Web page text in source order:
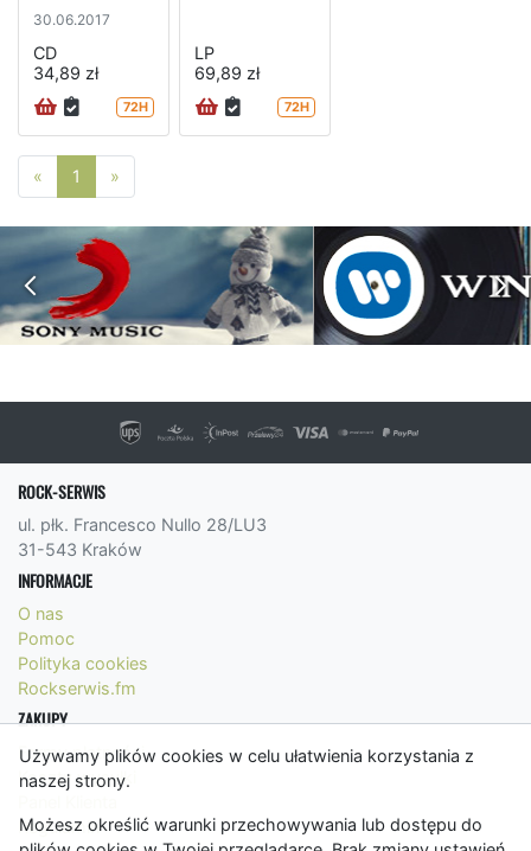
Używamy plików cookies w celu ułatwienia korzystania z
naszej strony.
Możesz określić warunki przechowywania lub dostępu do
30.06.2017
CD
34,89 zł
72H
LP
69,89 zł
72H
« Poprzednia strona
1 »
ROCK-SERWIS
ul. płk. Francesco Nullo 28/LU3
31-543 Kraków
INFORMACJE
O nas
Pomoc
Polityka cookies
Rockserwis.fm
ZAKUPY
Formy płatności
Koszty wysyłki
Regulamin